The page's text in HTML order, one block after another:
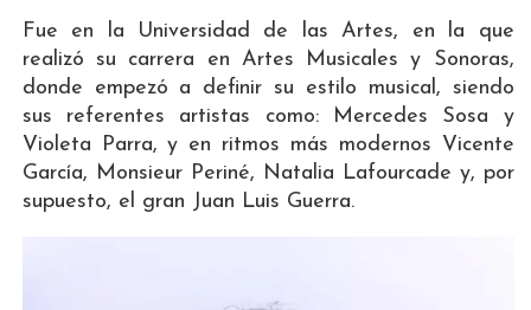
Fue en la Universidad de las Artes, en la que
realizó su carrera en Artes Musicales y Sonoras,
donde empezó a definir su estilo musical, siendo
sus referentes artistas como: Mercedes Sosa y
Violeta Parra, y en ritmos más modernos Vicente
García, Monsieur Periné, Natalia Lafourcade y, por
supuesto, el gran Juan Luis Guerra.